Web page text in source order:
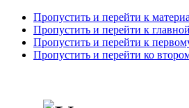
Пропустить и перейти к
Пропустить и перейти к
Пропустить и перейти к
Пропустить и перейти ко